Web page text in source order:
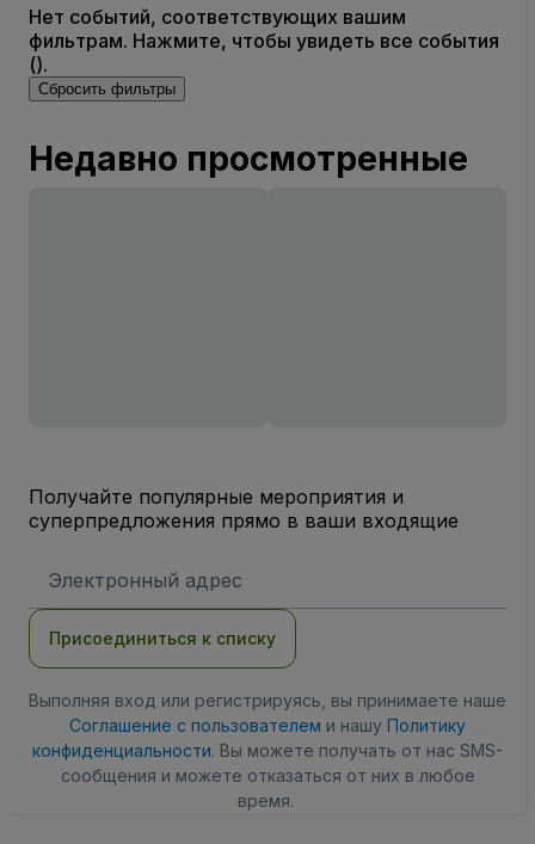
Нет событий, соответствующих вашим
фильтрам. Нажмите, чтобы увидеть все события
().
Сбросить фильтры
Недавно просмотренные
Получайте популярные мероприятия и
суперпредложения прямо в ваши входящие
электронной
Присоединиться к списку
Выполняя вход или регистрируясь, вы принимаете наше
Соглашение с пользователем и нашу Политику
конфиденциальности. Вы можете получать от нас SMS-
сообщения и можете отказаться от них в любое
время.